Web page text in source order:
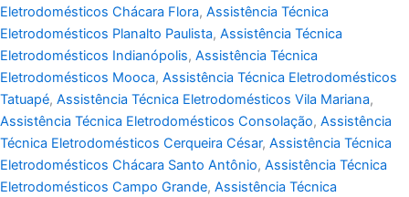
Eletrodomésticos Chácara Flora, Assistência Técnica
Eletrodomésticos Planalto Paulista, Assistência Técnica
Eletrodomésticos Indianópolis, Assistência Técnica
Eletrodomésticos Mooca, Assistência Técnica Eletrodomésticos
Tatuapé, Assistência Técnica Eletrodomésticos Vila Mariana,
Assistência Técnica Eletrodomésticos Consolação, Assistência
Técnica Eletrodomésticos Cerqueira César, Assistência Técnica
Eletrodomésticos Chácara Santo Antônio, Assistência Técnica
Eletrodomésticos Campo Grande, Assistência Técnica